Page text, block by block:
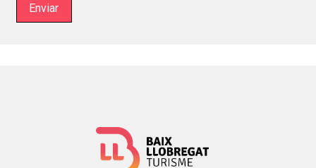
Enviar